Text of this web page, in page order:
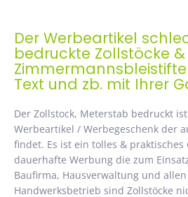
Der Werbeartikel
bedruckte Zollstöcke &
Text und zb. mit Ihrer
Der Zollstock, Meterstab bedruckt
Werbeartikel / Werbegeschenk der
findet. Es ist ein tolles & praktisches
dauerhafte Werbung die zum
Baufirma, Hausverwaltung und
Handwerksbetrieb sind Zollstöcke